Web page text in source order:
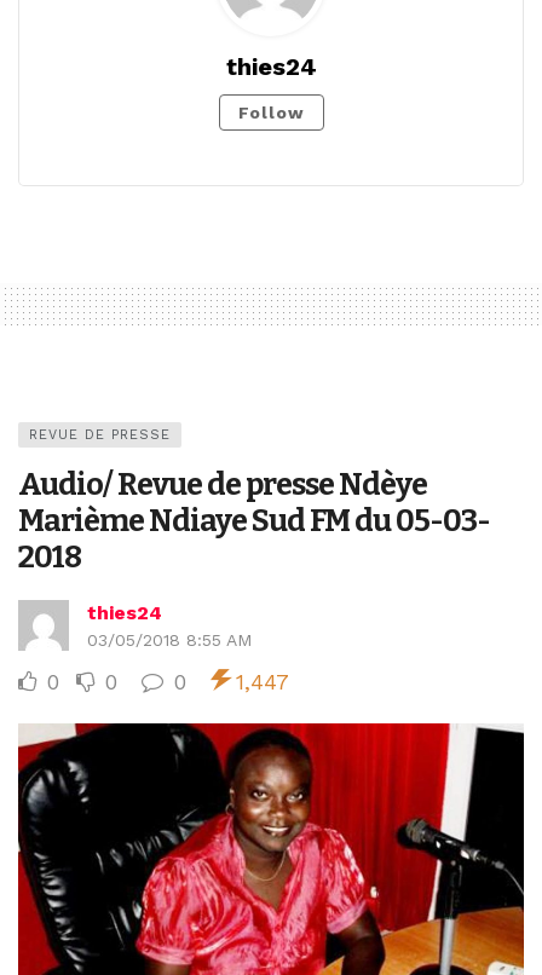
thies24
Follow
REVUE DE PRESSE
Audio/ Revue de presse Ndèye
Marième Ndiaye Sud FM du 05-03-
2018
thies24
03/05/2018 8:55 AM
0 0 0 1,447